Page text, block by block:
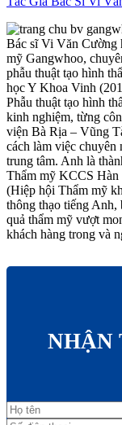
Bác sĩ Vi Văn Cường
mỹ Gangwhoo,
phẫu thuật tạo hình
học Y Khoa Vinh
Phẫu thuật tạo hình
kinh nghiệm, từng
viện Bà Rịa – Vũng
cách làm việc chuyên
trung tâm. Anh là
Thẩm mỹ KCCS
(Hiệp hội Thẩm mỹ
thông thạo tiếng Anh,
quả thẩm mỹ vượt
khách hàng trong và
NHẬN